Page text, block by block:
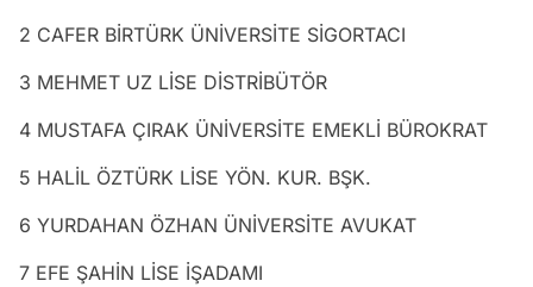
2 CAFER BİRTÜRK ÜNİVERSİTE SİGORTACI
3 MEHMET UZ LİSE DİSTRİBÜTÖR
4 MUSTAFA ÇIRAK ÜNİVERSİTE EMEKLİ BÜROKRAT
5 HALİL ÖZTÜRK LİSE YÖN. KUR. BŞK.
6 YURDAHAN ÖZHAN ÜNİVERSİTE AVUKAT
7 EFE ŞAHİN LİSE İŞADAMI